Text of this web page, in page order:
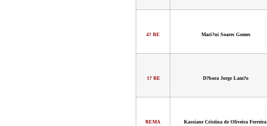
4? RE Mari?ni Soares Gomes
1? RE D?bora Jorge Lam?o
REMA Kassiane Cristina de Oliveira Ferreira